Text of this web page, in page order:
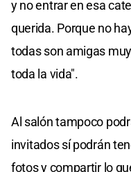
y no entrar en esa
querida. Porque no
todas son amigas
toda la vida".
Al salón tampoco
invitados sí podrán
fotos y compartir lo